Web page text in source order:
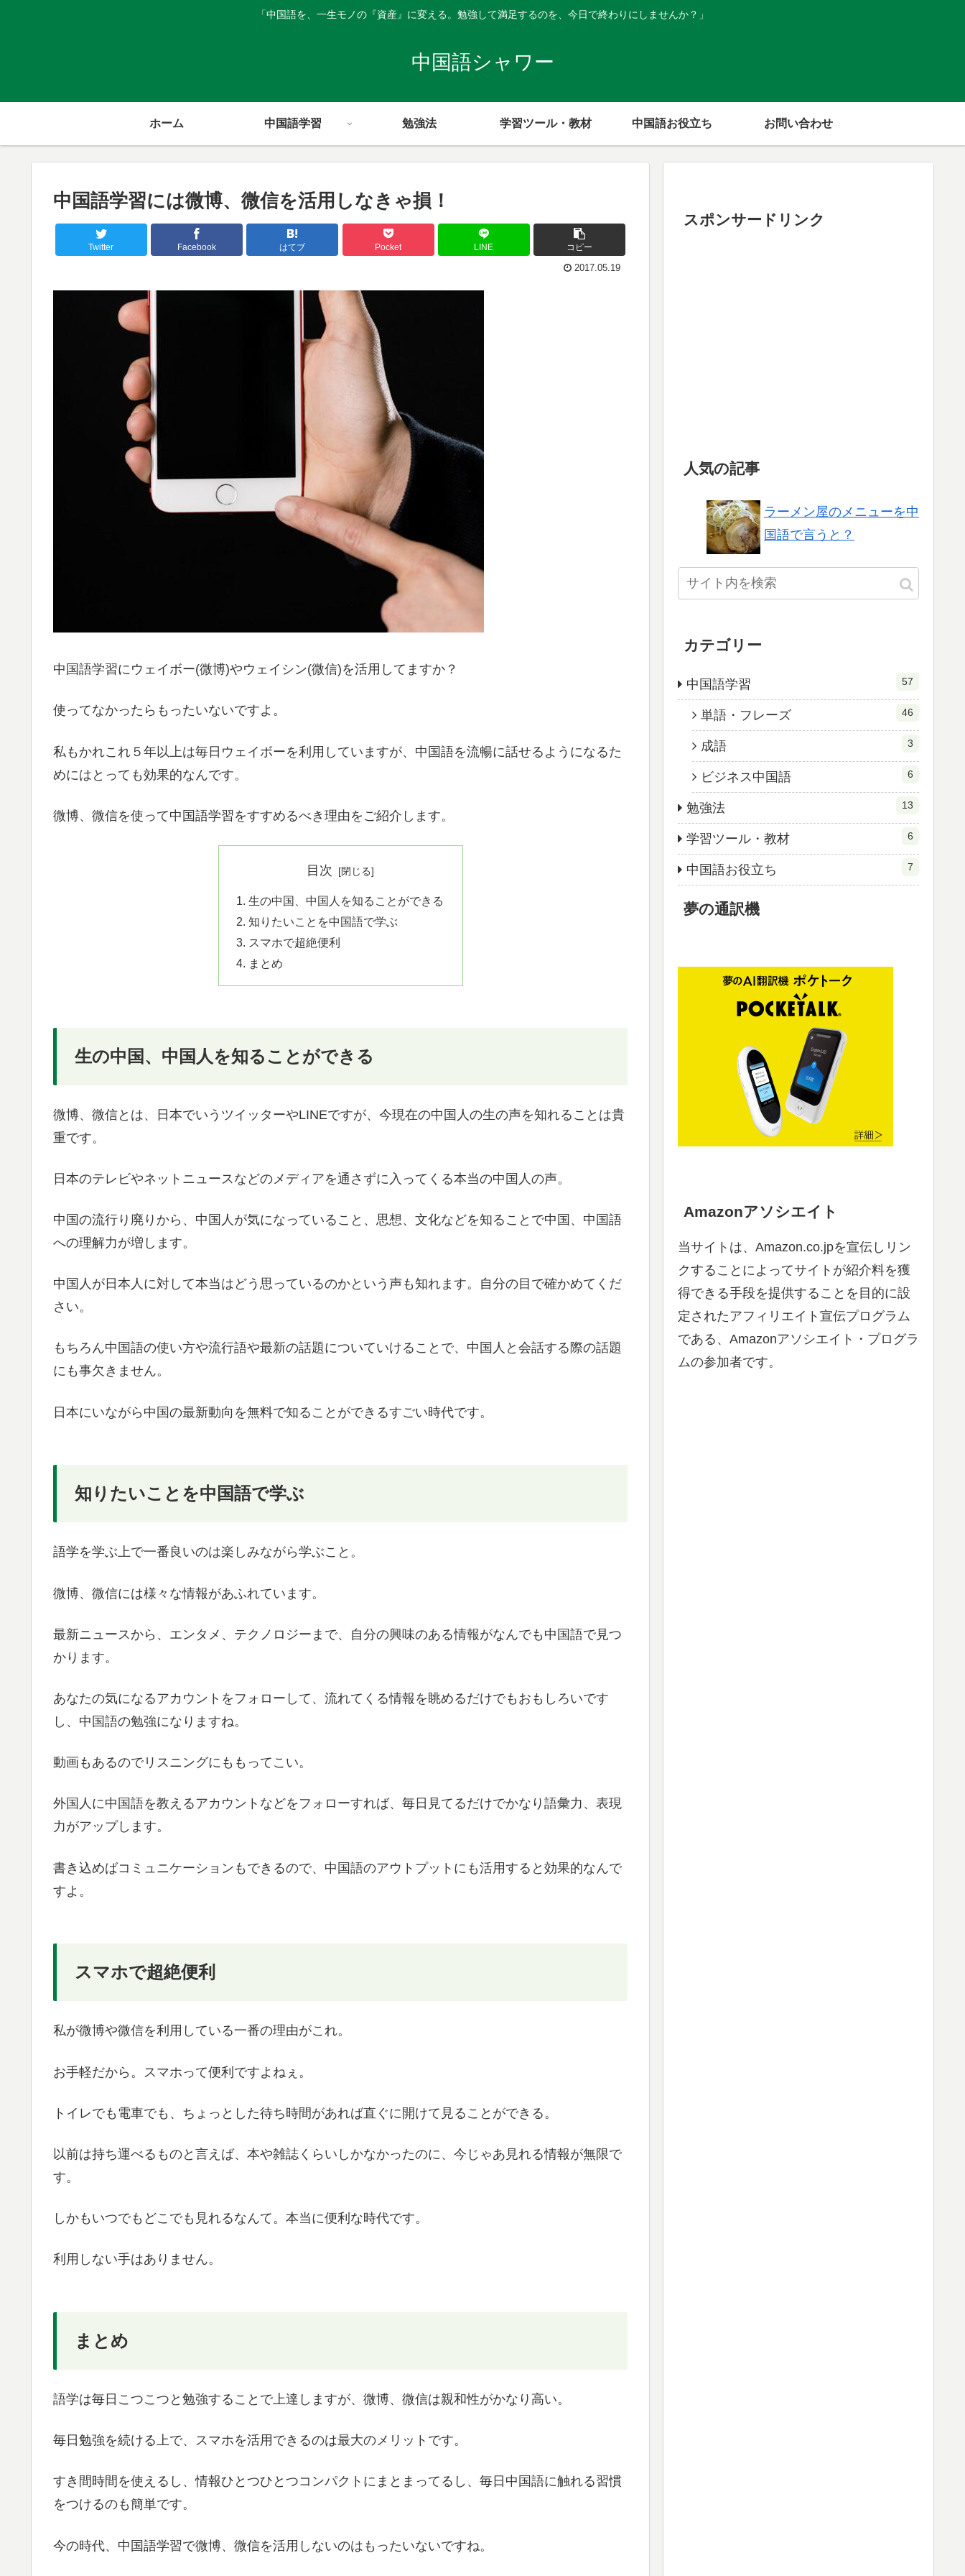
「中国語を、一生モノの『資産』に変える。勉強して満足するのを、今日で終わりにしませんか？」
中国語シャワー
ホーム 中国語学習 勉強法 学習ツール・教材 中国語お役立ち お問い合わせ
中国語学習には微博、微信を活用しなきゃ損！
Twitter Facebook はてブ Pocket LINE コピー
2017.05.19
中国語学習にウェイボー(微博)やウェイシン(微信)を活用してますか？
使ってなかったらもったいないですよ。
私もかれこれ５年以上は毎日ウェイボーを利用していますが、中国語を流暢に話せるようになるた
めにはとっても効果的なんです。
微博、微信を使って中国語学習をすすめるべき理由をご紹介します。
目次
生の中国、中国人を知ることができる
知りたいことを中国語で学ぶ
スマホで超絶便利
まとめ
生の中国、中国人を知ることができる
微博、微信とは、日本でいうツイッターやLINEですが、今現在の中国人の生の声を知れることは貴
重です。
日本のテレビやネットニュースなどのメディアを通さずに入ってくる本当の中国人の声。
中国の流行り廃りから、中国人が気になっていること、思想、文化などを知ることで中国、中国語
への理解力が増します。
中国人が日本人に対して本当はどう思っているのかという声も知れます。自分の目で確かめてくだ
さい。
もちろん中国語の使い方や流行語や最新の話題についていけることで、中国人と会話する際の話題
にも事欠きません。
日本にいながら中国の最新動向を無料で知ることができるすごい時代です。
知りたいことを中国語で学ぶ
語学を学ぶ上で一番良いのは楽しみながら学ぶこと。
微博、微信には様々な情報があふれています。
最新ニュースから、エンタメ、テクノロジーまで、自分の興味のある情報がなんでも中国語で見つ
かります。
あなたの気になるアカウントをフォローして、流れてくる情報を眺めるだけでもおもしろいです
し、中国語の勉強になりますね。
動画もあるのでリスニングにももってこい。
外国人に中国語を教えるアカウントなどをフォローすれば、毎日見てるだけでかなり語彙力、表現
力がアップします。
書き込めばコミュニケーションもできるので、中国語のアウトプットにも活用すると効果的なんで
すよ。
スマホで超絶便利
私が微博や微信を利用している一番の理由がこれ。
お手軽だから。スマホって便利ですよねぇ。
トイレでも電車でも、ちょっとした待ち時間があれば直ぐに開けて見ることができる。
以前は持ち運べるものと言えば、本や雑誌くらいしかなかったのに、今じゃあ見れる情報が無限で
す。
しかもいつでもどこでも見れるなんて。本当に便利な時代です。
利用しない手はありません。
まとめ
語学は毎日こつこつと勉強することで上達しますが、微博、微信は親和性がかなり高い。
毎日勉強を続ける上で、スマホを活用できるのは最大のメリットです。
すき間時間を使えるし、情報ひとつひとつコンパクトにまとまってるし、毎日中国語に触れる習慣
をつけるのも簡単です。
今の時代、中国語学習で微博、微信を活用しないのはもったいないですね。
スポンサードリンク
人気の記事
ラーメン屋のメニューを中
国語で言うと？
カテゴリー
中国語学習 57
単語・フレーズ 46
成語 3
ビジネス中国語 6
勉強法 13
学習ツール・教材 6
中国語お役立ち 7
夢の通訳機
Amazonアソシエイト
当サイトは、Amazon.co.jpを宣伝しリン
クすることによってサイトが紹介料を獲
得できる手段を提供することを目的に設
定されたアフィリエイト宣伝プログラム
である、Amazonアソシエイト・プログラ
ムの参加者です。